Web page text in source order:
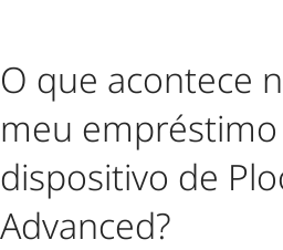
O que acontece
meu
dispositivo de
Advanced?